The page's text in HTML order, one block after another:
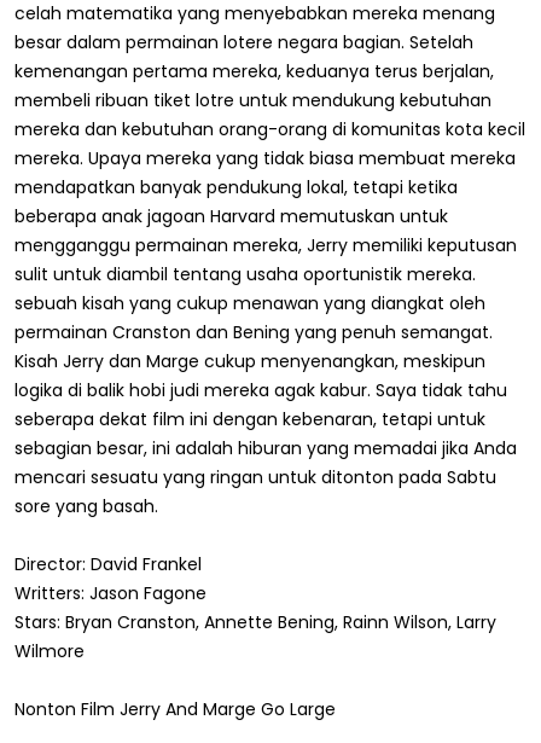
celah matematika yang menyebabkan mereka menang
besar dalam permainan lotere negara bagian. Setelah
kemenangan pertama mereka, keduanya terus berjalan,
membeli ribuan tiket lotre untuk mendukung kebutuhan
mereka dan kebutuhan orang-orang di komunitas kota kecil
mereka. Upaya mereka yang tidak biasa membuat mereka
mendapatkan banyak pendukung lokal, tetapi ketika
beberapa anak jagoan Harvard memutuskan untuk
mengganggu permainan mereka, Jerry memiliki keputusan
sulit untuk diambil tentang usaha oportunistik mereka.
sebuah kisah yang cukup menawan yang diangkat oleh
permainan Cranston dan Bening yang penuh semangat.
Kisah Jerry dan Marge cukup menyenangkan, meskipun
logika di balik hobi judi mereka agak kabur. Saya tidak tahu
seberapa dekat film ini dengan kebenaran, tetapi untuk
sebagian besar, ini adalah hiburan yang memadai jika Anda
mencari sesuatu yang ringan untuk ditonton pada Sabtu
sore yang basah.
Director: David Frankel
Writters: Jason Fagone
Stars: Bryan Cranston, Annette Bening, Rainn Wilson, Larry
Wilmore
Nonton Film Jerry And Marge Go Large